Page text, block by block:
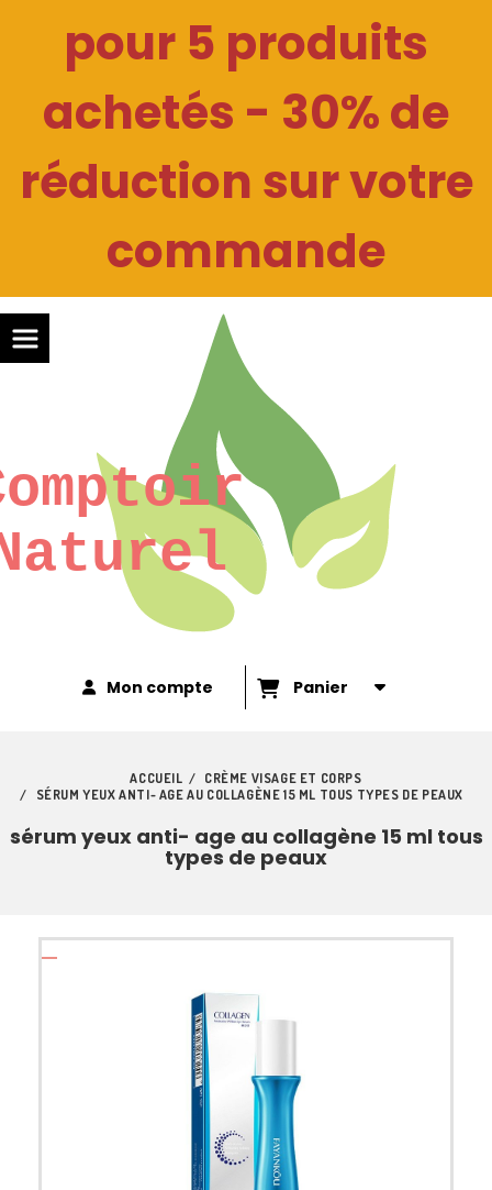
pour 5 produits
achetés - 30% de
réduction sur votre
commande
Mon compte Panier
ACCUEIL
CRÈME VISAGE ET CORPS
SÉRUM YEUX ANTI- AGE AU COLLAGÈNE 15 ML TOUS TYPES DE PEAUX
sérum yeux anti- age au collagène 15 ml tous
types de peaux